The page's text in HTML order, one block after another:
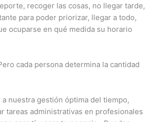
recoger las cosas, no llegar tarde,
para poder priorizar, llegar a todo,
ocuparse en qué medida su horario
cada persona determina la cantidad
nuestra gestión óptima del tiempo,
tareas administrativas en profesionales